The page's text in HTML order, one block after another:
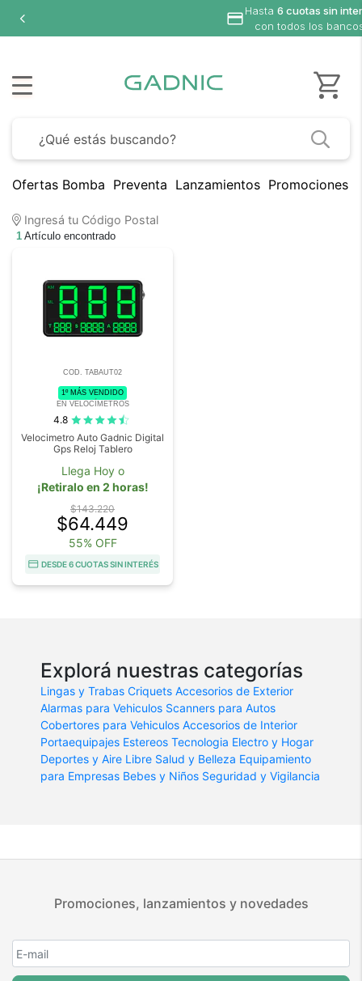
Hasta 6 cuotas sin
con todos los
Ofertas Bomba Preventa Lanzamientos Promociones
Ingresá tu Código Postal
1 Artículo encontrado
COD. TABAUT02
1º MÁS VENDIDO
EN VELOCÍMETROS
4.8
Velocimetro Auto Gadnic Digital
Gps Reloj Tablero
Llega Hoy o
¡Retiralo en 2 horas!
$143.220
$64.449
55% OFF
DESDE 6 CUOTAS SIN INTERÉS
Explorá nuestras categorías
Lingas y Trabas Criquets Accesorios de Exterior
Alarmas para Vehiculos Scanners para Autos
Cobertores para Vehiculos Accesorios de Interior
Portaequipajes Estereos Tecnologia Electro y Hogar
Deportes y Aire Libre Salud y Belleza Equipamiento
para Empresas Bebes y Niños Seguridad y Vigilancia
Promociones, lanzamientos y novedades